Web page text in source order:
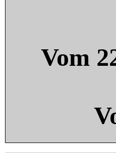
Vom